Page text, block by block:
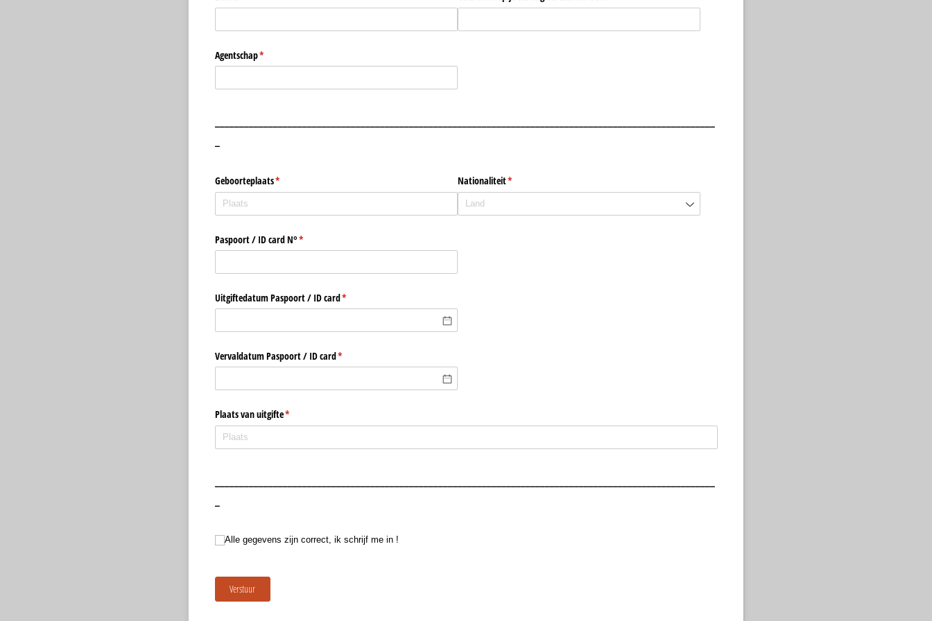
Agentschap*
(is vereist)
Geboorteplaats*
(is vereist) Nationaliteit*
(is vereist)
Paspoort /​ ID card N°*
(is vereist)
Uitgiftedatum Paspoort /​ ID card*
(is vereist)
Vervaldatum Paspoort /​ ID card*
(is vereist)
Plaats van uitgifte*
(is vereist)
Alle gegevens zijn correct, ik schrijf me in !
Alle gegevens zijn correct, ik schrijf me in !
Verstuur